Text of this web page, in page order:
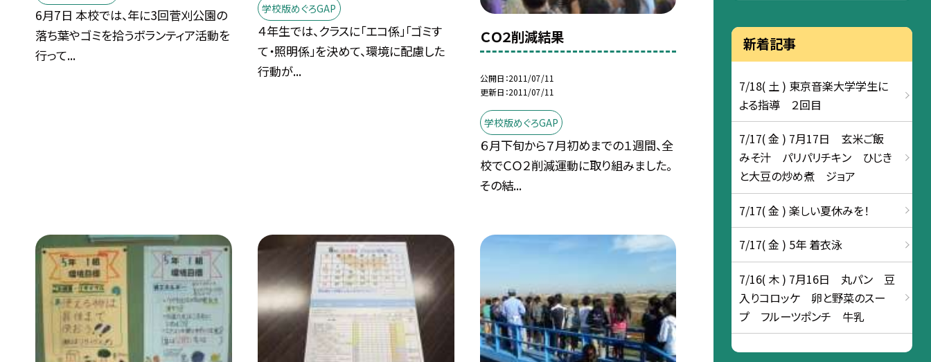
6月7日 本校では、年に3回菅刈公園の
落ち葉やゴミを拾うボランティア活動を
行って...
学校版めぐろGAP
４年生では、クラスに「エコ係」「ゴミす
て・照明係」を決めて、環境に配慮した
行動が...
ＣＯ２削減結果
公開日 2011/07/11
更新日 2011/07/11
学校版めぐろGAP
６月下旬から７月初めまでの１週間、全
校でＣＯ２削減運動に取り組みました。
その結...
新着記事
7/18( 土 ) 東京音楽大学学生に
よる指導 ２回目
7/17( 金 ) 7月17日 玄米ご飯
みそ汁 パリパリチキン ひじき
と大豆の炒め煮 ジョア
7/17( 金 ) 楽しい夏休みを！
7/17( 金 ) 5年 着衣泳
7/16( 木 ) 7月16日 丸パン 豆
入りコロッケ 卵と野菜のスー
プ フルーツポンチ 牛乳